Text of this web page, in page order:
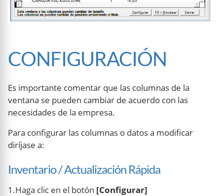
CONFIGURACIÓN
Es importante comentar que las columnas de la
ventana se pueden cambiar de acuerdo con las
necesidades de la empresa.
Para configurar las columnas o datos a modificar
diríjase a:
Inventario / Actualización Rápida
1.Haga clic en el botón [Configurar]